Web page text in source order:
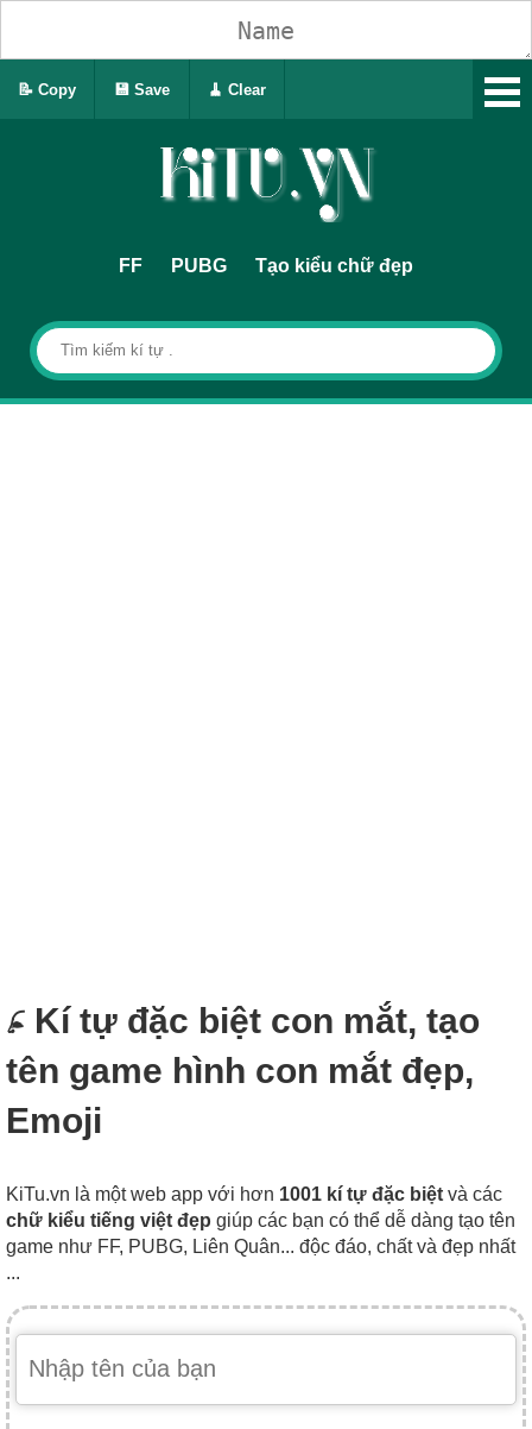
FF PUBG Tạo kiểu chữ đẹp
𓂊 Kí tự đặc biệt con mắt, tạo
tên game hình con mắt đẹp,
Emoji
KiTu.vn là một web app với hơn 1001 kí tự đặc biệt và các
chữ kiểu tiếng việt đẹp giúp các bạn có thể dễ dàng tạo tên
game như FF, PUBG, Liên Quân... độc đáo, chất và đẹp nhất
...
📝 Copy 💾 Save 🧹 Clear